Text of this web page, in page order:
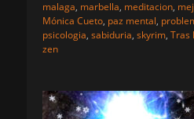
malaga, marbella, meditacion,
Mónica Cueto, paz mental,
psicologia, sabiduria, skyrim, Tras
zen